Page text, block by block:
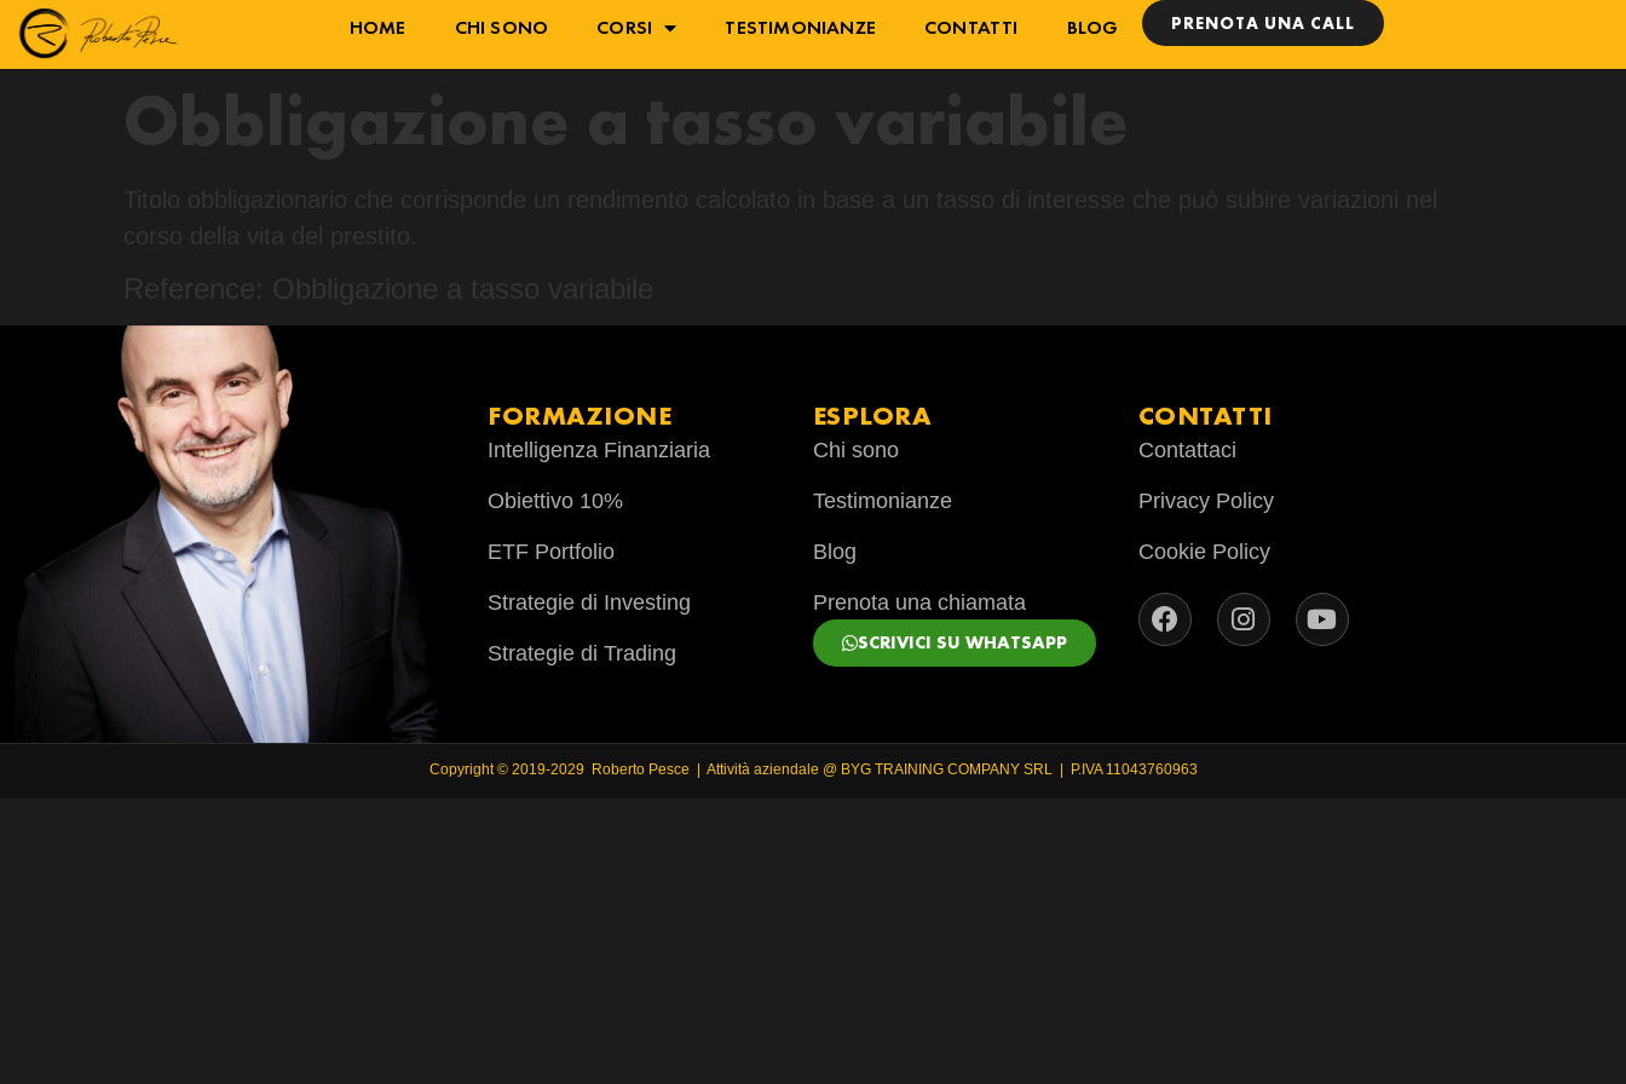
HOME CHI SONO CORSI TESTIMONIANZE CONTATTI BLOG PRENOTA UNA CALL
Obbligazione a tasso variabile
Titolo obbligazionario che corrisponde un rendimento calcolato in base a un tasso di interesse che può subire variazioni nel
corso della vita del prestito.
Reference: Obbligazione a tasso variabile
FORMAZIONE
Intelligenza Finanziaria
Obiettivo 10%
ETF Portfolio
Strategie di Investing
Strategie di Trading
ESPLORA
Chi sono
Testimonianze
Blog
Prenota una chiamata
SCRIVICI SU WHATSAPP
CONTATTI
Contattaci
Privacy Policy
Cookie Policy
Copyright © 2019-2029 Roberto Pesce | Attività aziendale @ BYG TRAINING COMPANY SRL | P.IVA 11043760963